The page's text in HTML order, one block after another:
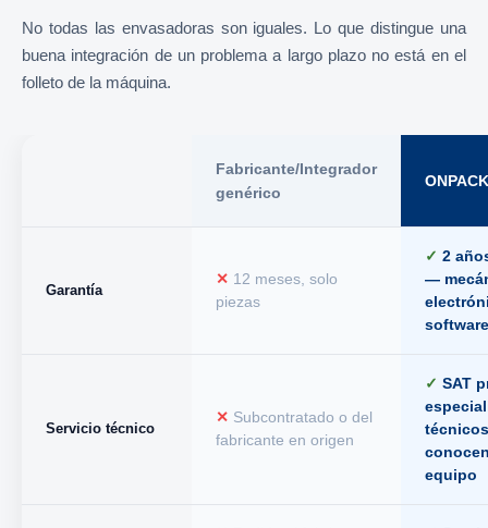
No todas las envasadoras son iguales. Lo que distingue una
buena integración de un problema a largo plazo no está en el
folleto de la máquina.
Fabricante/Integrador
genérico
ONPACK
Garantía
✕ 12 meses, solo
piezas
✓ 2
—
software
Servicio técnico
✕ Subcontratado o del
fabricante en origen
✓ SAT
equipo